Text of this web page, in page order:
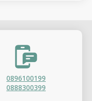
0896100199
0888300399